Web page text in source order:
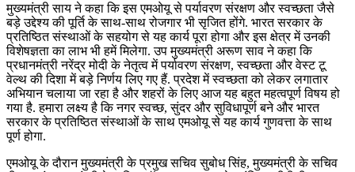
मुख्यमंत्री साय ने कहा कि इस एमओयू से पर्यावरण संरक्षण और स्वच्छता जैसे
बड़े उद्देश्य की पूर्ति के साथ-साथ रोजगार भी सृजित होंगे. भारत सरकार के
प्रतिष्ठित संस्थाओं के सहयोग से यह कार्य पूरा होगा और इस क्षेत्र में उनकी
विशेषज्ञता का लाभ भी हमें मिलेगा. उप मुख्यमंत्री अरूण साव ने कहा कि
प्रधानमंत्री नरेंद्र मोदी के नेतृत्व में पर्यावरण संरक्षण, स्वच्छता और वेस्ट टू
वेल्थ की दिशा में बड़े निर्णय लिए गए हैं. प्रदेश में स्वच्छता को लेकर लगातार
अभियान चलाया जा रहा है और शहरों के लिए आज यह बहुत महत्वपूर्ण विषय हो
गया है. हमारा लक्ष्य है कि नगर स्वच्छ, सुंदर और सुविधापूर्ण बने और भारत
सरकार के प्रतिष्ठित संस्थाओं के साथ एमओयू से यह कार्य गुणवत्ता के साथ
पूर्ण होगा.
एमओयू के दौरान मुख्यमंत्री के प्रमुख सचिव सुबोध सिंह, मुख्यमंत्री के सचिव